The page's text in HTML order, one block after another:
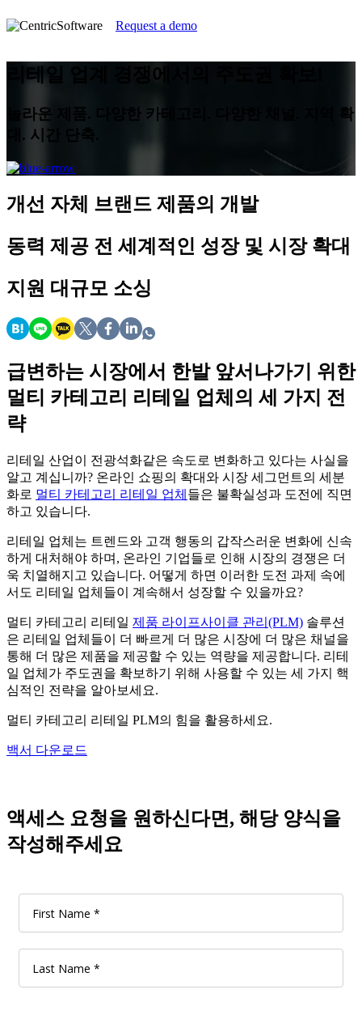
Request a demo
리테일 업계 경쟁에서의 주도권 확보!
놀라운 제품. 다양한 카테고리. 다양한 채널. 지역 확
대. 시간 단축.
개선 자체 브랜드 제품의 개발
동력 제공 전 세계적인 성장 및 시장 확대
지원 대규모 소싱
급변하는 시장에서 한발 앞서나가기 위한
멀티 카테고리 리테일 업체의 세 가지 전
략
리테일 산업이 전광석화같은 속도로 변화하고 있다는 사실을
알고 계십니까? 온라인 쇼핑의 확대와 시장 세그먼트의 세분
화로 멀티 카테고리 리테일 업체 들은 불확실성과 도전에 직면
하고 있습니다.
리테일 업체는 트렌드와 고객 행동의 갑작스러운 변화에 신속
하게 대처해야 하며, 온라인 기업들로 인해 시장의 경쟁은 더
욱 치열해지고 있습니다. 어떻게 하면 이러한 도전 과제 속에
서도 리테일 업체들이 계속해서 성장할 수 있을까요?
멀티 카테고리 리테일 제품 라이프사이클 관리(PLM) 솔루션
은 리테일 업체들이 더 빠르게 더 많은 시장에 더 많은 채널을
통해 더 많은 제품을 제공할 수 있는 역량을 제공합니다. 리테
일 업체가 주도권을 확보하기 위해 사용할 수 있는 세 가지 핵
심적인 전략을 알아보세요.
멀티 카테고리 리테일 PLM의 힘을 활용하세요.
백서 다운로드
액세스 요청을 원하신다면, 해당 양식을
작성해주세요